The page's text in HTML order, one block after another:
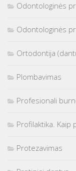
Odontologinės
Odontologinės
Ortodontija
Plombavimas
Profesionali
Profilaktika. Kaip
Protezavimas